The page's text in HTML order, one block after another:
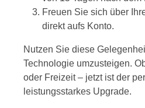
Freuen Sie sich über
direkt aufs Konto.
Nutzen Sie diese
Technologie umzusteigen.
oder Freizeit – jetzt ist der
leistungsstarkes Upgrade.